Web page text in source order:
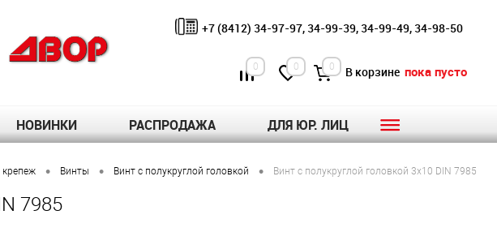
+7 (8412) 34-97-97, 34-99-39, 34-99-49, 34-98-50
0 0 0 В корзине пока пусто
НОВИНКИ РАСПРОДАЖА ДЛЯ ЮР. ЛИЦ
крепеж • Винты • Винт с полукруглой головкой • Винт с полукруглой головкой 3х10 DIN 7985
7985